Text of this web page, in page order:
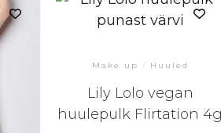
Make up / Huuled
Lily Lolo vegan
huulepulk Flirtation